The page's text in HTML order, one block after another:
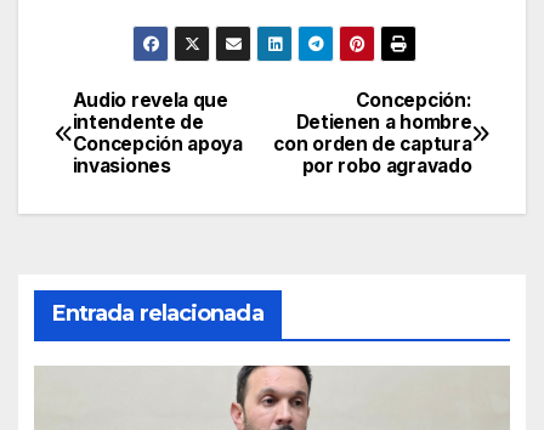
Navegación
de
entradas
Concepción:
Detienen a hombre
con orden de captura
por robo agravado
Audio revela que
intendente de
Concepción apoya
invasiones
Entrada relacionada